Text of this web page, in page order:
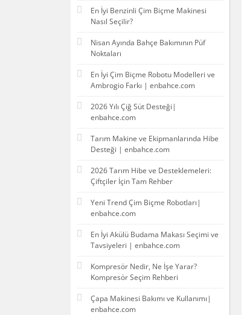
En İyi Benzinli Çim Biçme Makinesi
Nasıl Seçilir?
Nisan Ayında Bahçe Bakımının Püf
Noktaları
En İyi Çim Biçme Robotu Modelleri ve
Ambrogio Farkı | enbahce.com
2026 Yılı Çiğ Süt Desteği|
enbahce.com
Tarım Makine ve Ekipmanlarında Hibe
Desteği | enbahce.com
2026 Tarım Hibe ve Desteklemeleri:
Çiftçiler İçin Tam Rehber
Yeni Trend Çim Biçme Robotları|
enbahce.com
En İyi Akülü Budama Makası Seçimi ve
Tavsiyeleri | enbahce.com
Kompresör Nedir, Ne İşe Yarar?
Kompresör Seçim Rehberi
Çapa Makinesi Bakımı ve Kullanımı|
enbahce.com